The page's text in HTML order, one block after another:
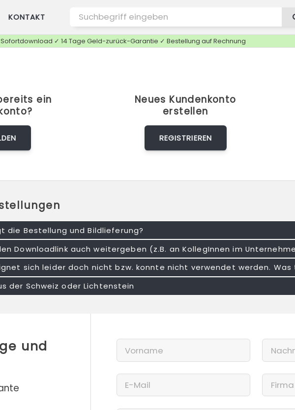
KONTAKT
✓ 14 Tage Geld-zurück-Garantie ✓ Bestellung auf Rechnung
ein
Neues Kundenkonto
erstellen
REGISTRIEREN
die Bestellung und Bildlieferung?
Downloadlink auch weitergeben (z.B. an KollegInnen im
sich leider doch nicht bzw. konnte nicht verwendet werden. Was
der Schweiz oder Lichtenstein
und